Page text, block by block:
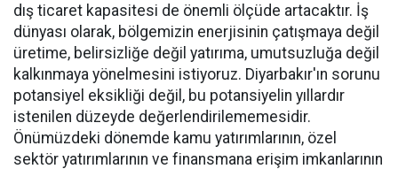
dış ticaret kapasitesi de önemli ölçüde artacaktır. İş
dünyası olarak, bölgemizin enerjisinin çatışmaya değil
üretime, belirsizliğe değil yatırıma, umutsuzluğa değil
kalkınmaya yönelmesini istiyoruz. Diyarbakır'ın sorunu
potansiyel eksikliği değil, bu potansiyelin yıllardır
istenilen düzeyde değerlendirilememesidir.
Önümüzdeki dönemde kamu yatırımlarının, özel
sektör yatırımlarının ve finansmana erişim imkanlarının